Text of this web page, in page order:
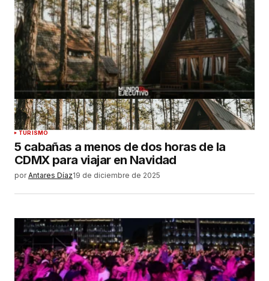
TURISMO
5 cabañas a menos de dos horas de la
CDMX para viajar en Navidad
por Antares Díaz19 de diciembre de 2025